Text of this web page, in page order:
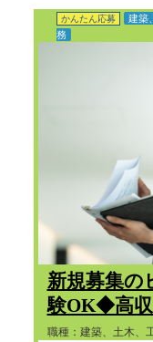
かんたん応募
建築
務
新規募集
験OK◆高
職種：建築、土木